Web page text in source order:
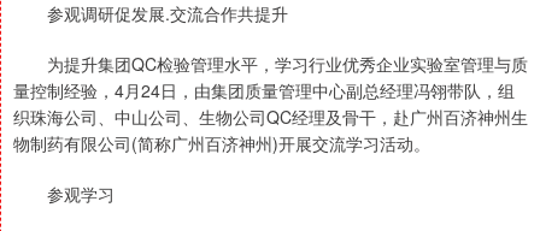
参观调研促发展.交流合作共提升
为提升集团QC检验管理水平，学习行业优秀企业实验室管理与质
量控制经验，4月24日，由集团质量管理中心副总经理冯翎带队，组
织珠海公司、中山公司、生物公司QC经理及骨干，赴广州百济神州生
物制药有限公司(简称广州百济神州)开展交流学习活动。
参观学习